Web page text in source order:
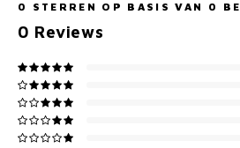
0 STERREN OP BASIS VAN 0
0 Reviews